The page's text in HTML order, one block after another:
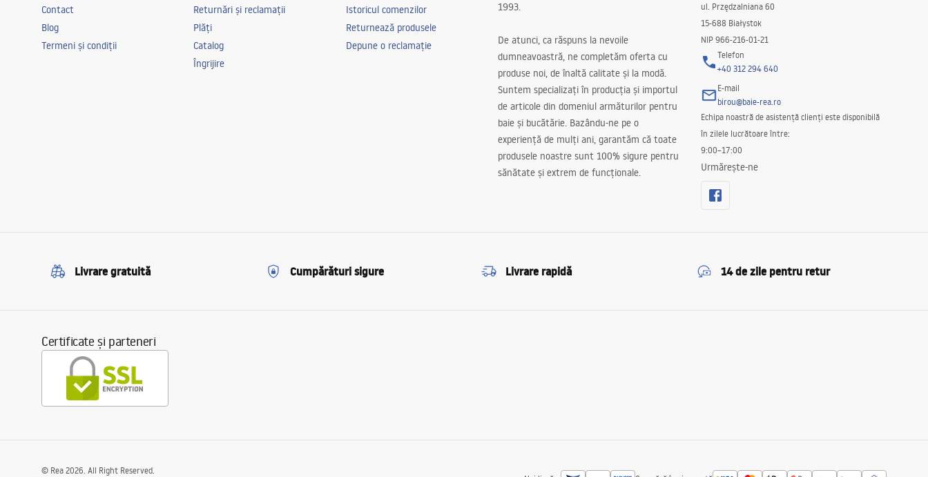
Contact
Blog
Termeni și condiții
Returnări și reclamații
Plăți
Catalog
Îngrijire
Istoricul comenzilor
Returnează produsele
Depune o reclamație
1993.
De atunci, ca răspuns la nevoile
dumneavoastră, ne completăm oferta cu
produse noi, de înaltă calitate și la modă.
Suntem specializați în producția și importul
de articole din domeniul armăturilor pentru
baie și bucătărie. Bazându-ne pe o
experiență de mulți ani, garantăm că toate
produsele noastre sunt 100% sigure pentru
sănătate și extrem de funcționale.
ul. Przędzalniana 60
15-688 Białystok
NIP 966-216-01-21
Telefon
+40 312 294 640
E-mail
birou@baie-rea.ro
Echipa noastră de asistență clienți este disponibilă
în zilele lucrătoare între:
9:00–17:00
Urmărește-ne
Livrare gratuită Cumpărături sigure Livrare rapidă 14 de zile pentru retur
Certificate și parteneri
© Rea 2026. All Right Reserved.